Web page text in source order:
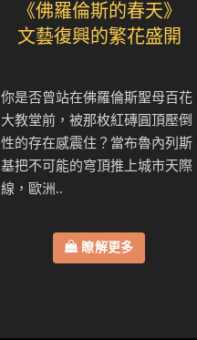
《佛羅倫斯的春天》
文藝復興的繁花盛開
你是否曾站在佛羅倫斯聖母百花
大教堂前，被那枚紅磚圓頂壓倒
性的存在感震住？當布魯內列斯
基把不可能的穹頂推上城市天際
線，歐洲..
瞭解更多